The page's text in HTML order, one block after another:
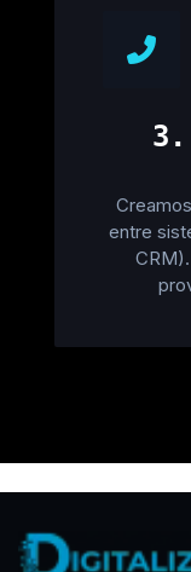
entre